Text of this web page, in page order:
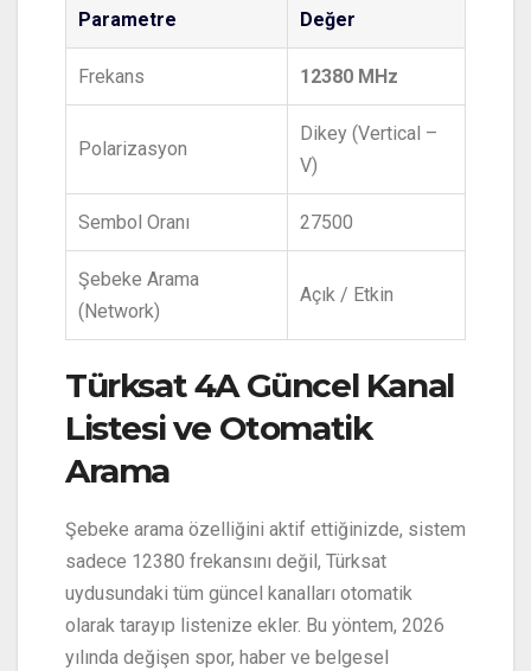
Parametre Değer
Frekans 12380 MHz
Polarizasyon
Dikey (Vertical –
V)
Sembol Oranı 27500
Şebeke Arama
(Network)
Açık / Etkin
Türksat 4A Güncel Kanal
Listesi ve Otomatik
Arama
Şebeke arama özelliğini aktif ettiğinizde, sistem
sadece 12380 frekansını değil, Türksat
uydusundaki tüm güncel kanalları otomatik
olarak tarayıp listenize ekler. Bu yöntem, 2026
yılında değişen spor, haber ve belgesel